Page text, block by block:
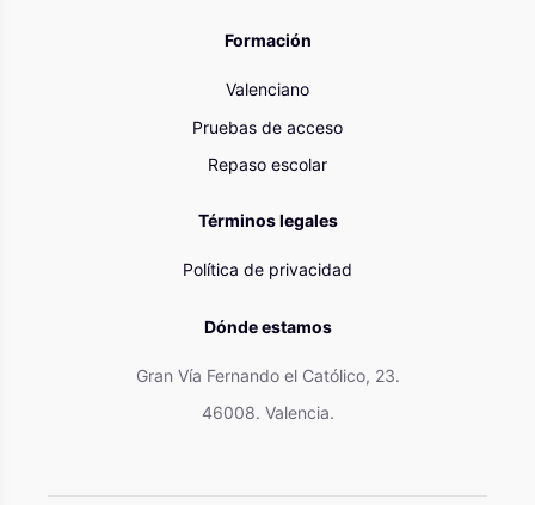
Formación
Valenciano
Pruebas de acceso
Repaso escolar
Términos legales
Política de privacidad
Dónde estamos
Gran Vía Fernando el Católico, 23.
46008. Valencia.